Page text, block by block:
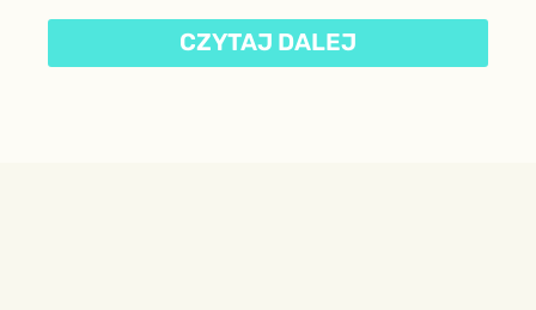
CZYTAJ DALEJ